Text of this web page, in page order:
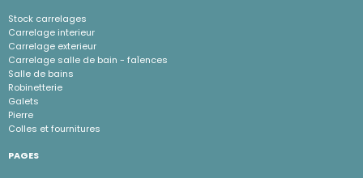
Stock carrelages
Carrelage interieur
Carrelage exterieur
Carrelage salle de bain - faÏences
Salle de bains
Robinetterie
Galets
Pierre
Colles et fournitures
PAGES